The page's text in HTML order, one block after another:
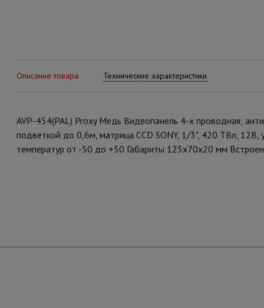
Описание товара Технические характеристики
AVP-454(PAL) Proxy Медь Видеопанель 4-х проводная;
подветкой до 0,6м, матрица CCD SONY, 1/3", 420 ТВл, 12В,
температур от -50 до +50 Габариты 125х70х20 мм